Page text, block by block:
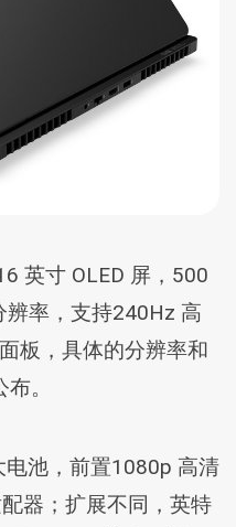
英寸 OLED 屏，500
率，支持240Hz 高
板，具体的分辨率和
。
池，前置1080p 高清
器；扩展不同，英特